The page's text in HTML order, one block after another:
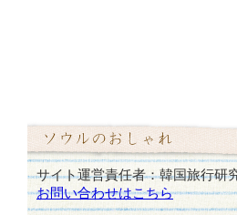
サイト運営責任者：韓国旅行
お問い合わせはこちら